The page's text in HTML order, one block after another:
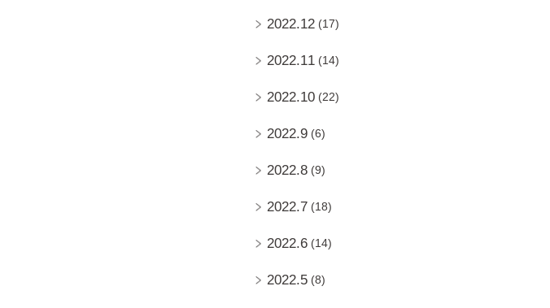
2022.12 (17)
2022.11 (14)
2022.10 (22)
2022.9 (6)
2022.8 (9)
2022.7 (18)
2022.6 (14)
2022.5 (8)